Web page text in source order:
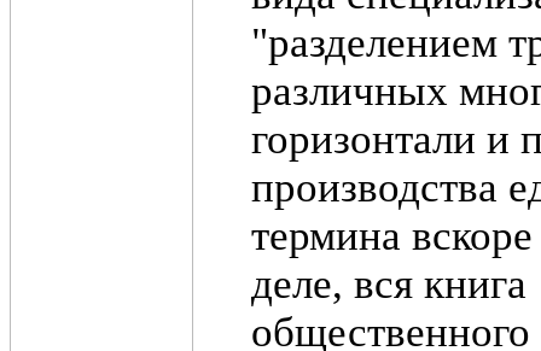
"разделением
различных
горизонтали и
производства
термина
деле, вся
общественного